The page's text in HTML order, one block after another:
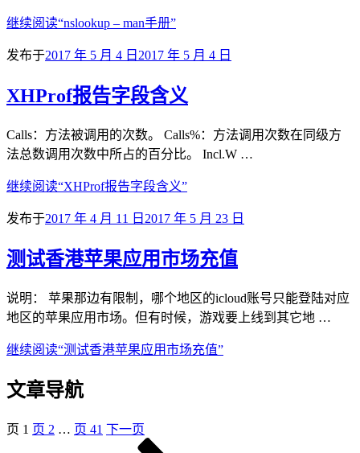
继续阅读“nslookup – man手册”
发布于2017 年 5 月 4 日 2017 年 5 月 4 日
XHProf报告字段含义
Calls：方法被调用的次数。 Calls%：方法调用次数在同级方
法总数调用次数中所占的百分比。 Incl.W …
继续阅读“XHProf报告字段含义”
发布于2017 年 4 月 11 日 2017 年 5 月 23 日
测试香港苹果应用市场充值
说明： 苹果那边有限制，哪个地区的icloud账号只能登陆对应
地区的苹果应用市场。但有时候，游戏要上线到其它地 …
继续阅读“测试香港苹果应用市场充值”
文章导航
页 1 页 2 … 页 41 下一页